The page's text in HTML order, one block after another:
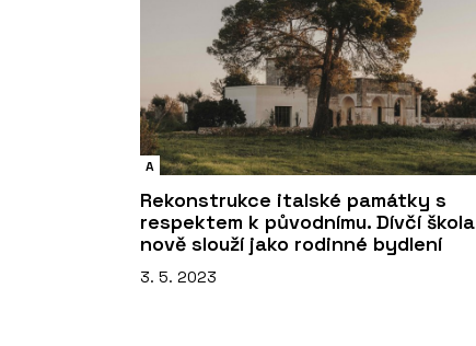
A
Rekonstrukce italské památky s
respektem k původnímu. Dívčí škola
nově slouží jako rodinné bydlení
3. 5. 2023